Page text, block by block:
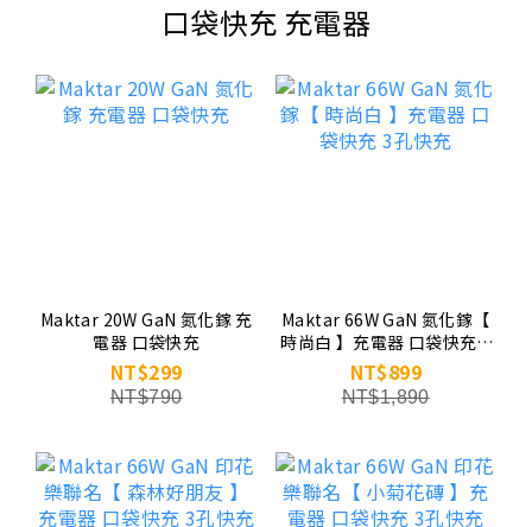
口袋快充 充電器
Maktar 20W GaN 氮化鎵 充
電器 口袋快充
NT$299
NT$790
Maktar 66W GaN 氮化鎵【
時尚白 】充電器 口袋快充 3
孔快充
NT$899
NT$1,890